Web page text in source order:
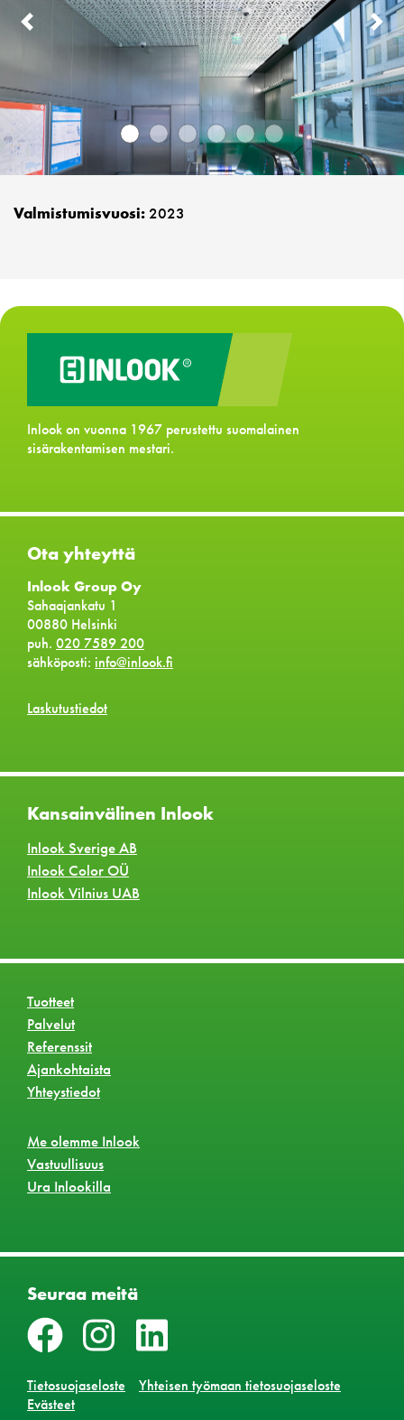
PREVIOUS
Valmistumisvuosi:2023
Inlook on vuonna 1967 perustettu suomalainen
sisärakentamisen mestari.
Ota yhteyttä
Inlook Group Oy
Sahaajankatu 1
00880 Helsinki
puh. 020 7589 200
sähköposti: info@inlook.fi
Laskutustiedot
Kansainvälinen Inlook
Inlook Sverige AB
Inlook Color OÜ
Inlook Vilnius UAB
Tuotteet
Palvelut
Referenssit
Ajankohtaista
Yhteystiedot
Me olemme Inlook
Vastuullisuus
Ura Inlookilla
Seuraa meitä
Tietosuojaseloste
Yhteisen työmaan tietosuojaseloste
Evästeet